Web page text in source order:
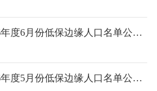
6月份低保边缘人口名单公示表
5月份低保边缘人口名单公示表